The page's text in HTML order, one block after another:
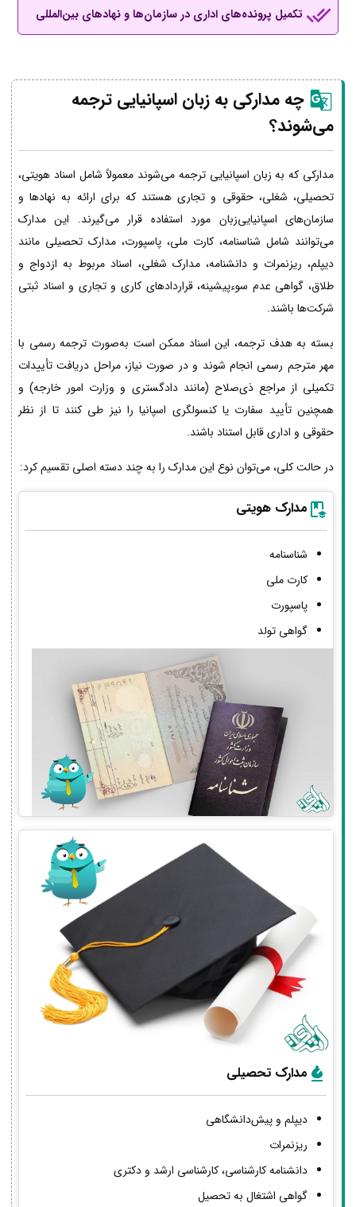
تکمیل پرونده‌های اداری در سازمان‌ها و نهادهای بین‌المللی
چه مدارکی به زبان اسپانیایی ترجمه
می‌شوند؟
مدارکی که به زبان اسپانیایی ترجمه می‌شوند معمولاً شامل اسناد هویتی،
تحصیلی، شغلی، حقوقی و تجاری هستند که برای ارائه به نهادها و
سازمان‌های اسپانیایی‌زبان مورد استفاده قرار می‌گیرند. این مدارک
می‌توانند شامل شناسنامه، کارت ملی، پاسپورت، مدارک تحصیلی مانند
دیپلم، ریزنمرات و دانشنامه، مدارک شغلی، اسناد مربوط به ازدواج و
طلاق، گواهی عدم سوءپیشینه، قراردادهای کاری و تجاری و اسناد ثبتی
شرکت‌ها باشند.
بسته به هدف ترجمه، این اسناد ممکن است به‌صورت ترجمه رسمی با
مهر مترجم رسمی انجام شوند و در صورت نیاز، مراحل دریافت تأییدات
تکمیلی از مراجع ذی‌صلاح (مانند دادگستری و وزارت امور خارجه) و
همچنین تأیید سفارت یا کنسولگری اسپانیا را نیز طی کنند تا از نظر
حقوقی و اداری قابل استناد باشند.
در حالت کلی، می‌توان نوع این مدارک را به چند دسته اصلی تقسیم کرد:
مدارک هویتی
شناسنامه
کارت ملی
پاسپورت
گواهی تولد
مدارک تحصیلی
دیپلم و پیش‌دانشگاهی
ریزنمرات
دانشنامه کارشناسی، کارشناسی ارشد و دکتری
گواهی اشتغال به تحصیل